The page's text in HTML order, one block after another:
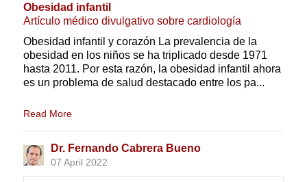
Obesidad infantil
Artículo médico divulgativo sobre cardiología
Obesidad infantil y corazón La prevalencia de la
obesidad en los niños se ha triplicado desde 1971
hasta 2011. Por esta razón, la obesidad infantil ahora
es un problema de salud destacado entre los pa...
Read More
Dr. Fernando Cabrera Bueno
07 April 2022